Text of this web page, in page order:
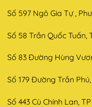
Số 597 Ngô Gia Tự ,
Số 58 Trần Quốc Tuấn,
Số 83 Đường Hùng
Số 179 Đường Trần
Số 443 Cù Chính Lan,